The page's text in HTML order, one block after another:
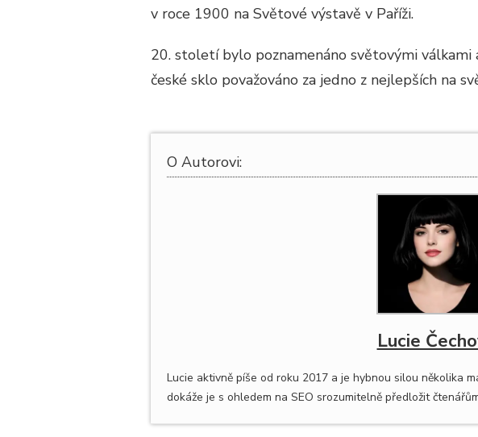
v roce 1900 na Světové výstavě v Paříži.
20. století bylo poznamenáno světovými válkami
české sklo považováno za jedno z nejlepších na
O Autorovi:
Lucie
Lucie aktivně píše od roku 2017 a je hybnou silou několika
dokáže je s ohledem na SEO srozumitelně předložit